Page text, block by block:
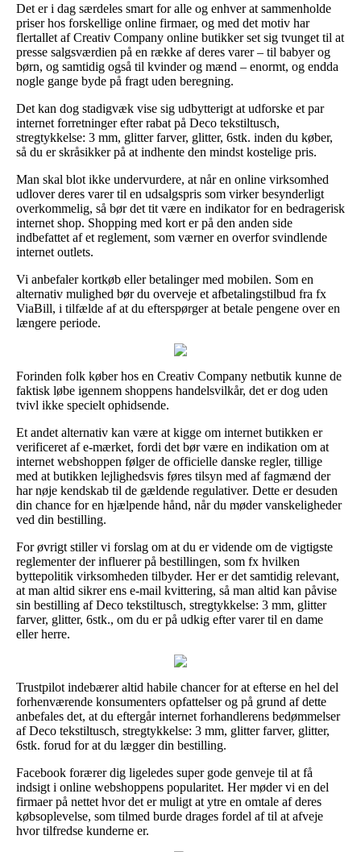
Det er i dag særdeles smart for alle og enhver at sammenholde
priser hos forskellige online firmaer, og med det motiv har
flertallet af Creativ Company online butikker set sig tvunget til at
presse salgsværdien på en række af deres varer – til babyer og
børn, og samtidig også til kvinder og mænd – enormt, og endda
nogle gange byde på fragt uden beregning.
Det kan dog stadigvæk vise sig udbytterigt at udforske et par
internet forretninger efter rabat på Deco tekstiltusch,
stregtykkelse: 3 mm, glitter farver, glitter, 6stk. inden du køber,
så du er skråsikker på at indhente den mindst kostelige pris.
Man skal blot ikke undervurdere, at når en online virksomhed
udlover deres varer til en udsalgspris som virker besynderligt
overkommelig, så bør det tit være en indikator for en bedragerisk
internet shop. Shopping med kort er på den anden side
indbefattet af et reglement, som værner en overfor svindlende
internet outlets.
Vi anbefaler kortkøb eller betalinger med mobilen. Som en
alternativ mulighed bør du overveje et afbetalingstilbud fra fx
ViaBill, i tilfælde af at du efterspørger at betale pengene over en
længere periode.
Forinden folk køber hos en Creativ Company netbutik kunne de
faktisk løbe igennem shoppens handelsvilkår, det er dog uden
tvivl ikke specielt ophidsende.
Et andet alternativ kan være at kigge om internet butikken er
verificeret af e-mærket, fordi det bør være en indikation om at
internet webshoppen følger de officielle danske regler, tillige
med at butikken lejlighedsvis føres tilsyn med af fagmænd der
har nøje kendskab til de gældende regulativer. Dette er desuden
din chance for en hjælpende hånd, når du møder vanskeligheder
ved din bestilling.
For øvrigt stiller vi forslag om at du er vidende om de vigtigste
reglementer der influerer på bestillingen, som fx hvilken
byttepolitik virksomheden tilbyder. Her er det samtidig relevant,
at man altid sikrer ens e-mail kvittering, så man altid kan påvise
sin bestilling af Deco tekstiltusch, stregtykkelse: 3 mm, glitter
farver, glitter, 6stk., om du er på udkig efter varer til en dame
eller herre.
Trustpilot indebærer altid habile chancer for at efterse en hel del
forhenværende konsumenters opfattelser og på grund af dette
anbefales det, at du eftergår internet forhandlerens bedømmelser
af Deco tekstiltusch, stregtykkelse: 3 mm, glitter farver, glitter,
6stk. forud for at du lægger din bestilling.
Facebook forærer dig ligeledes super gode genveje til at få
indsigt i online webshoppens popularitet. Her møder vi en del
firmaer på nettet hvor det er muligt at ytre en omtale af deres
købsoplevelse, som tilmed burde drages fordel af til at afveje
hvor tilfredse kunderne er.